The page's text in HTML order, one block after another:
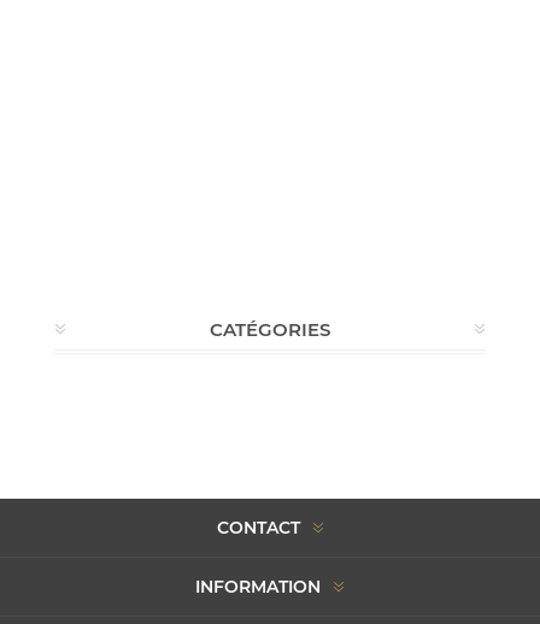
CATÉGORIES
CONTACT
INFORMATION